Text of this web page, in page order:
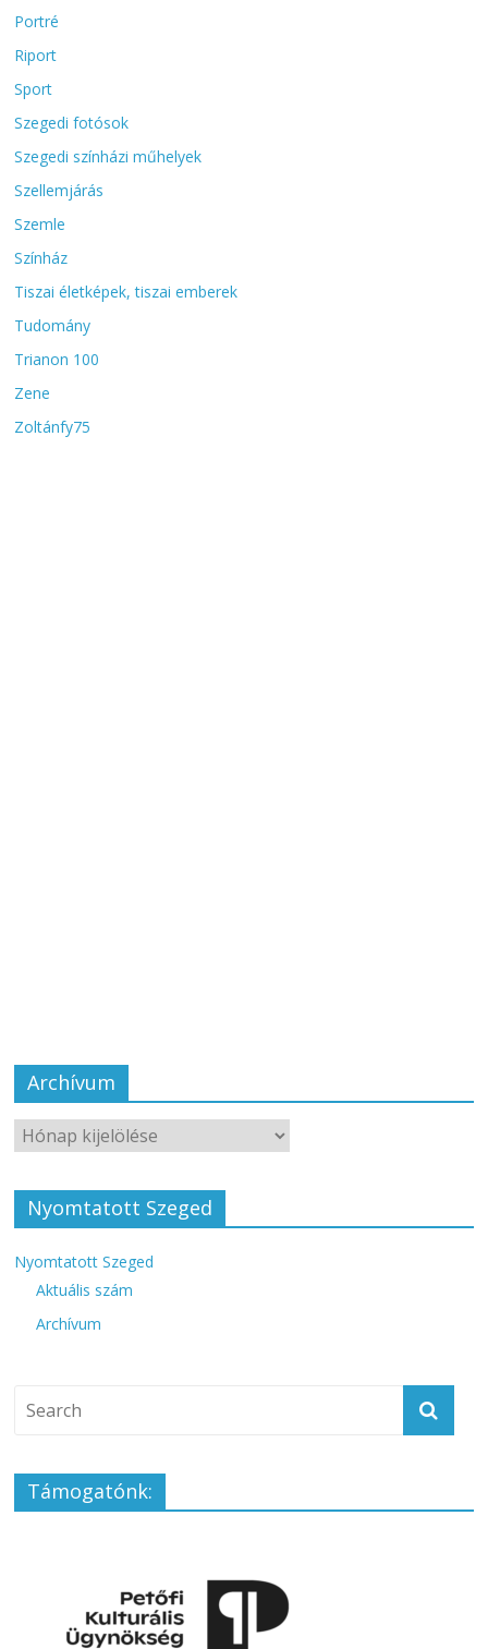
Portré
Riport
Sport
Szegedi fotósok
Szegedi színházi műhelyek
Szellemjárás
Szemle
Színház
Tiszai életképek, tiszai emberek
Tudomány
Trianon 100
Zene
Zoltánfy75
Archívum
Nyomtatott Szeged
Nyomtatott Szeged
Aktuális szám
Archívum
Támogatónk: